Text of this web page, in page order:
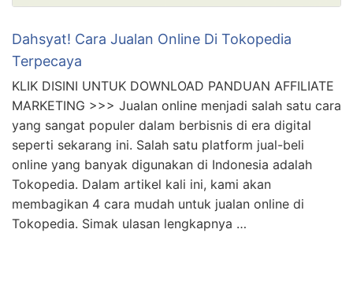
Tenggara. Selain itu, Shopee juga menawarkan fitur-